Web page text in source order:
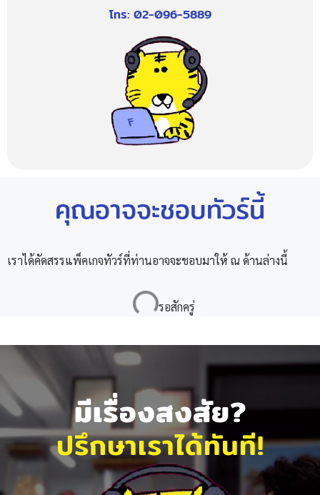
โทร: 02-096-5889
คุณอาจจะชอบทัวร์นี้
เราได้คัดสรรแพ็คเกจทัวร์ที่ท่านอาจจะชอบมาให้ ณ ด้านล่างนี้
มีเรื่องสงสัย?
ปรึกษาเราได้ทันที!